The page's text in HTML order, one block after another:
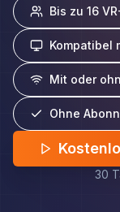
Bis zu 16
Kompatibel
Mit oder
Ohne
30